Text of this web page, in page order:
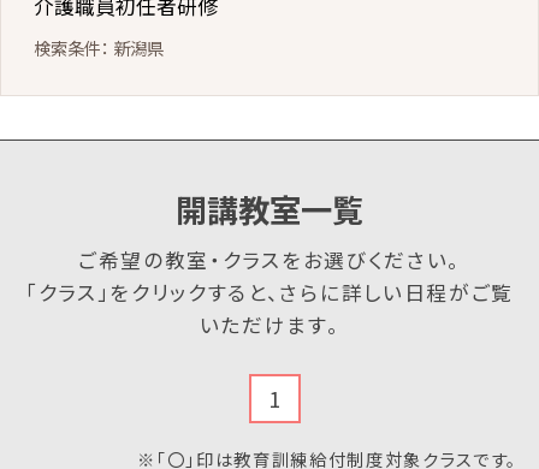
介護職員初任者研修
新潟県
開講教室一覧
ご希望の教室・クラスをお選びください。
「クラス」をクリックすると、さらに詳しい日程がご覧
いただけます。
1
※「〇」印は教育訓練給付制度対象クラスです。